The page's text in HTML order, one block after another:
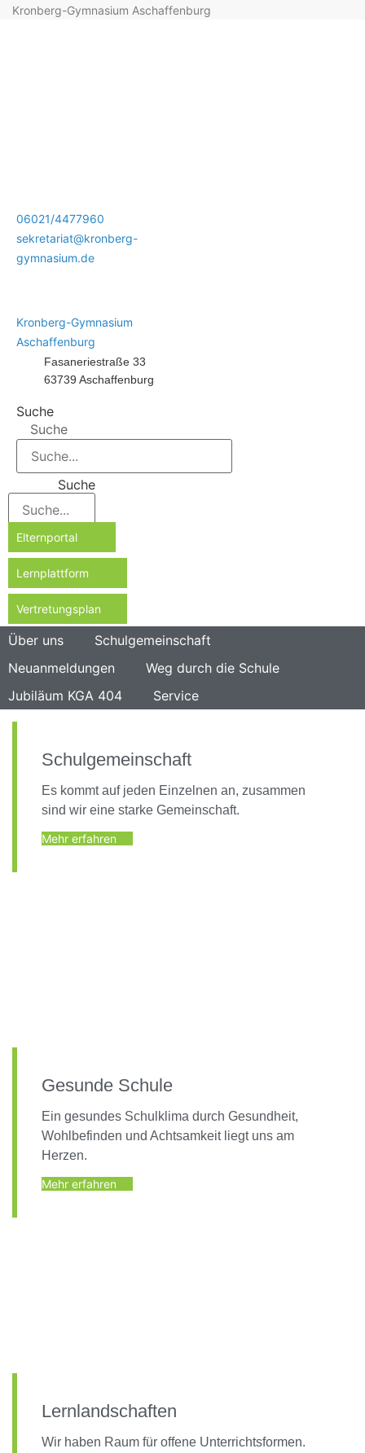
Kronberg-Gymnasium Aschaffenburg
06021/4477960
sekretariat@kronberg-
gymnasium.de
Kronberg-Gymnasium
Aschaffenburg
Fasaneriestraße 33
63739 Aschaffenburg
Suche
Suche
Suche
Elternportal
Lernplattform
Vertretungsplan
Über uns
Schulgemeinschaft
Neuanmeldungen
Weg durch die Schule
Jubiläum KGA 404
Service
Schulgemeinschaft
Es kommt auf jeden Einzelnen an, zusammen
sind wir eine starke Gemeinschaft.
Mehr erfahren
Gesunde Schule
Ein gesundes Schulklima durch Gesundheit,
Wohlbefinden und Achtsamkeit liegt uns am
Herzen.
Mehr erfahren
Lernlandschaften
Wir haben Raum für offene Unterrichtsformen.